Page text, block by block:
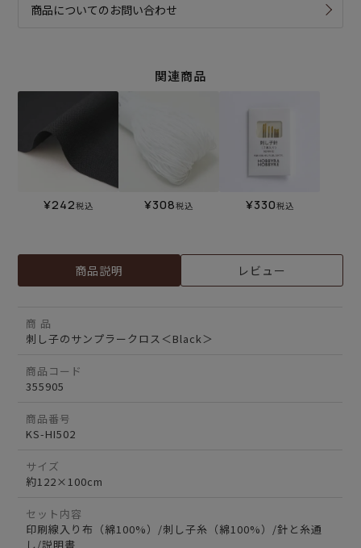
商品についてのお問い合わせ
関連商品
¥242税込 ¥308税込 ¥330税込
商品説明 レビュー
商 品
刺し子のサンプラークロス＜Black＞
商品コード
355905
商品番号
KS-HI502
サイズ
約122×100cm
セット内容
印刷線入り布（綿100%）/刺し子糸（綿100%）/針と糸通
し/説明書